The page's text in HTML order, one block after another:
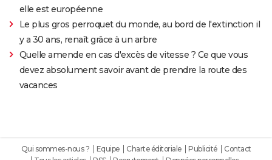
elle est européenne
Le plus gros perroquet du monde, au bord de l'extinction il
y a 30 ans, renaît grâce à un arbre
Quelle amende en cas d'excès de vitesse ? Ce que vous
devez absolument savoir avant de prendre la route des
vacances
Qui sommes-nous ? Equipe Charte éditoriale Publicité
Contact